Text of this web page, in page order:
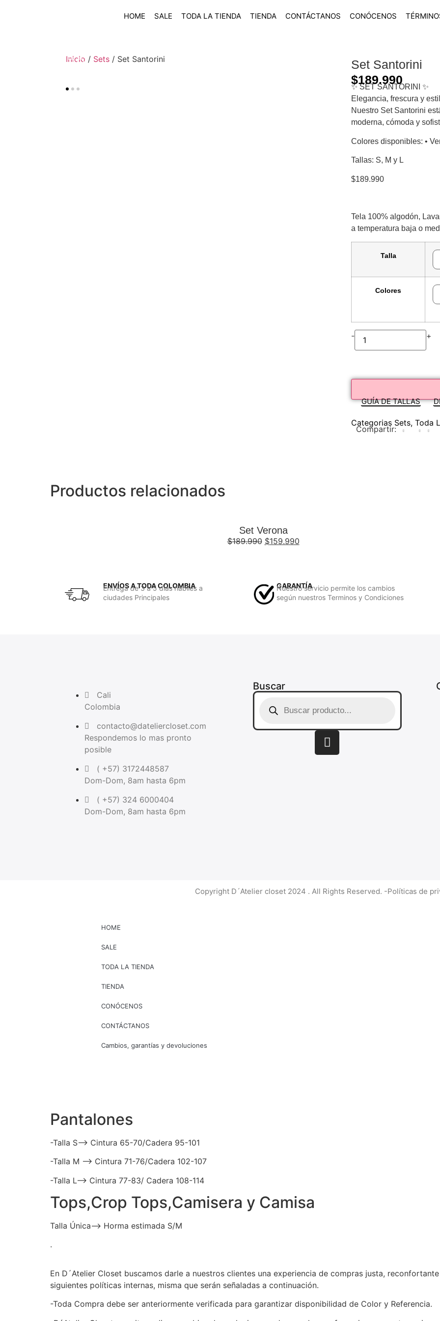
HOME SALE TODA LA TIENDA TIENDA CONTÁCTANOS CONÓCENOS
Inicio / Sets / Set Santorini
Set Santorini
$189.990
✨ SET SANTORINI ✨
Elegancia, frescura y
Nuestro Set Santorini
moderna, cómoda y
Colores disponibles: •
Tallas: S, M y L
$189.990
Tela 100% algodón,
a temperatura baja o
Talla
Colores
- +
GUÍA DE TALLAS
Categorias Sets, Toda
Compartir:
Productos relacionados
Set Verona
$189.990 $159.990
ENVÍOS A TODA COLOMBIA
Entrega de 3 a 5 días hábiles a
ciudades Principales
GARANTÍA
Nuestro servicio permite los cambios
según nuestros Terminos y Condiciones
Cali
Colombia
contacto@dateliercloset.com
Respondemos lo mas pronto
posible
( +57) 3172448587
Dom-Dom, 8am hasta 6pm
( +57) 324 6000404
Dom-Dom, 8am hasta 6pm
Buscar
Copyright D´Atelier closet 2024 . All Rights Reserved. -Políticas de
HOME
SALE
TODA LA TIENDA
TIENDA
CONÓCENOS
CONTÁCTANOS
Cambios, garantías y devoluciones
Pantalones
-Talla S–> Cintura 65-70/Cadera 95-101
-Talla M –> Cintura 71-76/Cadera 102-107
-Talla L–> Cintura 77-83/ Cadera 108-114
Tops,Crop Tops,Camisera y Camisa
Talla Única–> Horma estimada S/M
.
En D´Atelier Closet buscamos darle a nuestros clientes una experiencia de compras justa,
siguientes políticas internas, misma que serán señaladas a continuación.
-Toda Compra debe ser anteriormente verificada para garantizar disponibilidad de Color y Referencia.